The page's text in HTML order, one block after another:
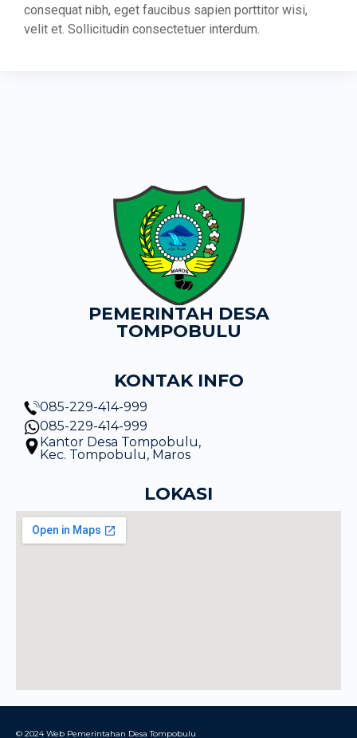
consequat nibh, eget faucibus sapien porttitor wisi,
velit et. Sollicitudin consectetuer interdum.
PEMERINTAH DESA
TOMPOBULU
KONTAK INFO
085-229-414-999
085-229-414-999
Kantor Desa Tompobulu,
Kec. Tompobulu, Maros
LOKASI
© 2024 Web Pemerintahan Desa Tompobulu